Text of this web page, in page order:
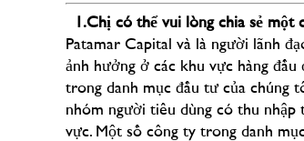
1.Chị có thể vui lòng chia sẻ một
Patamar Capital và là người lãnh
ảnh hưởng ở các khu vực hàng
trong danh mục đầu tư của chúng
nhóm người tiêu dùng có thu nhập
vực. Một số công ty trong danh